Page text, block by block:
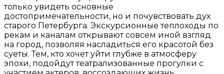
только увидеть основные
достопримечательности, но и почувствовать дух
старого Петербурга. Экскурсионные теплоходы по
рекам и каналам открывают совсем иной взгляд
на город, позволяя насладиться его красотой без
суеты. Тем, кто хочет уйти глубже в атмосферу
эпохи, подойдут театрализованные прогулки с